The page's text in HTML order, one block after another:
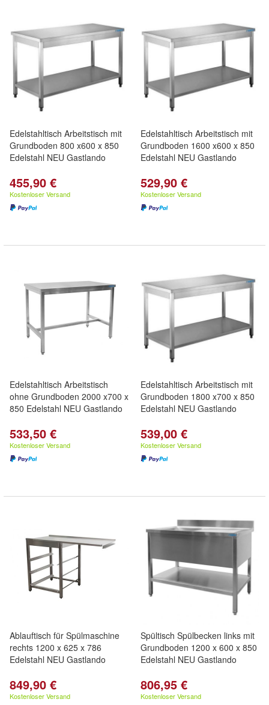
Edelstahltisch Arbeitstisch mit
Grundboden 800 x600 x 850
Edelstahl NEU Gastlando
455,90 €
Kostenloser Versand
Edelstahltisch Arbeitstisch mit
Grundboden 1600 x600 x 850
Edelstahl NEU Gastlando
529,90 €
Kostenloser Versand
Edelstahltisch Arbeitstisch
ohne Grundboden 2000 x700 x
850 Edelstahl NEU Gastlando
533,50 €
Kostenloser Versand
Edelstahltisch Arbeitstisch mit
Grundboden 1800 x700 x 850
Edelstahl NEU Gastlando
539,00 €
Kostenloser Versand
Ablauftisch für Spülmaschine
rechts 1200 x 625 x 786
Edelstahl NEU Gastlando
849,90 €
Kostenloser Versand
Spültisch Spülbecken links mit
Grundboden 1200 x 600 x 850
Edelstahl NEU Gastlando
806,95 €
Kostenloser Versand